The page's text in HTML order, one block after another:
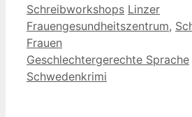
Kategorien
Schreibworkshops Schlagwörter
Linzer
Frauengesundheitszentrum,
Frauen
Geschlechtergerechte Sprache
Schwedenkrimi